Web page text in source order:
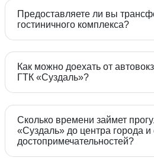
Тарифы на парковку без
на сайте
Предоставляете ли вы
гостиничного комплекса?
08
Как можно доехать от
ГТК «Суздаль»?
Сколько времени займет
«Суздаль» до центра города
достопримечательностей?